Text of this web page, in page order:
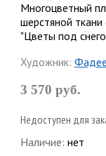
Многоцветный
шерстяной
"Цветы под
Художник:
3 570 руб.
Недоступен для
Наличие: нет